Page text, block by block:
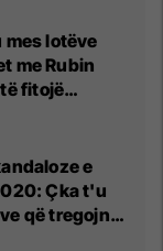
mes lotëve
me Rubin
fitojë
Moska
e
Çka t'u
që tregojnë
shqiptarët